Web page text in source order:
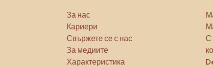
За нас
Кариери
Свържете се с нас
За медиите
Характеристика